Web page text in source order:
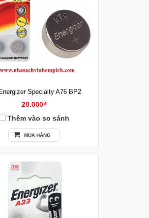
Specialty A76 BP2
20.000₫
Thêm vào so sánh
MUA HÀNG